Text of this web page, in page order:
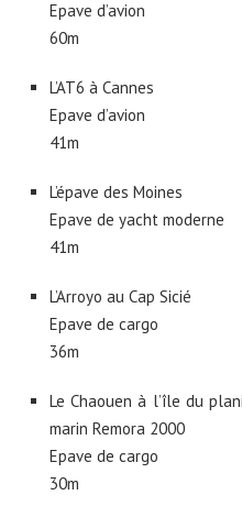
Epave d’avion
60m
L’AT6 à Cannes
Epave d’avion
41m
L’épave des Moines
Epave de yacht moderne
41m
L’Arroyo au Cap Sicié
Epave de cargo
36m
Le Chaouen à l’île du
marin Remora 2000
Epave de cargo
30m